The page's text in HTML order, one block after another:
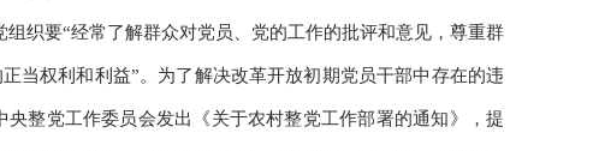
织要“经常了解群众对党员、党的工作的批评和意见，尊重群
当权利和利益”。为了解决改革开放初期党员干部中存在的违
央整党工作委员会发出《关于农村整党工作部署的通知》，提